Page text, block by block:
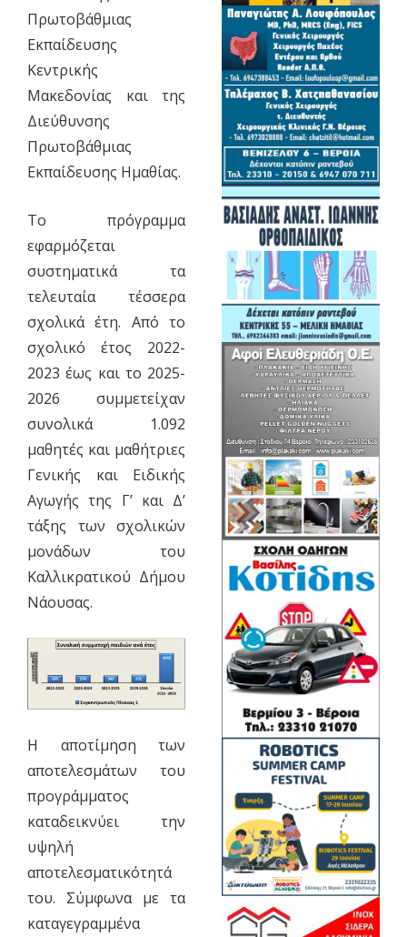
Πρωτοβάθμιας
Εκπαίδευσης
Κεντρικής
Μακεδονίας και της
Διεύθυνσης
Πρωτοβάθμιας
Εκπαίδευσης Ημαθίας.
Το πρόγραμμα
εφαρμόζεται
συστηματικά τα
τελευταία τέσσερα
σχολικά έτη. Από το
σχολικό έτος 2022-
2023 έως και το 2025-
2026 συμμετείχαν
συνολικά 1.092
μαθητές και μαθήτριες
Γενικής και Ειδικής
Αγωγής της Γ’ και Δ’
τάξης των σχολικών
μονάδων του
Καλλικρατικού Δήμου
Νάουσας.
Η αποτίμηση των
αποτελεσμάτων του
προγράμματος
καταδεικνύει την
υψηλή
αποτελεσματικότητά
του. Σύμφωνα με τα
καταγεγραμμένα